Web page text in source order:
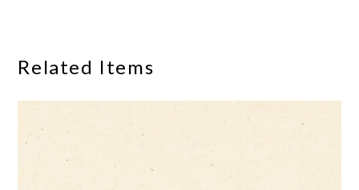
Related Items